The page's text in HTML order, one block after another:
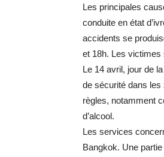
Les principales
conduite en état
accidents se
et 18h. Les victimes
Le 14 avril, jour de
de sécurité dans les
règles, notamment
d’alcool.
Les services
Bangkok. Une